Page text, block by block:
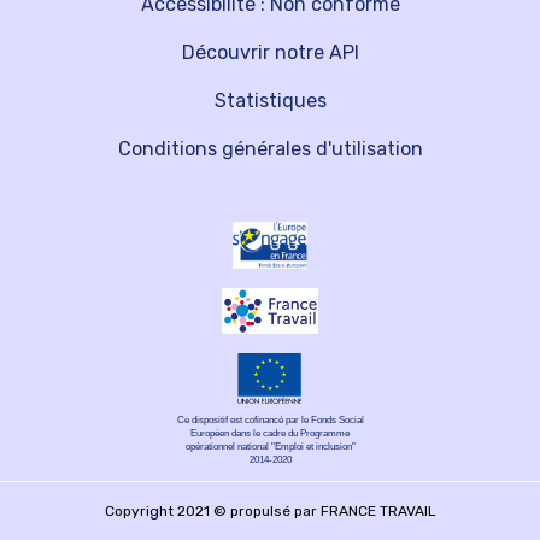
Découvrir notre API
Statistiques
Conditions générales d'utilisation
Ce dispositif est cofinancé par le Fonds Social
Européen dans le cadre du Programme
opérationnel national "Emploi et inclusion"
2014-2020
Copyright 2021 © propulsé par FRANCE TRAVAIL